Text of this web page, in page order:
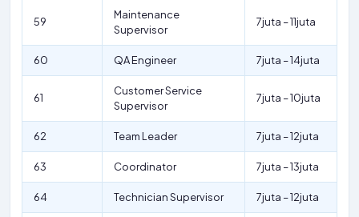
59
Maintenance
Supervisor
7juta – 11juta
60 QA Engineer 7juta – 14juta
61
Customer Service
Supervisor
7juta – 10juta
62 Team Leader 7juta – 12juta
63 Coordinator 7juta – 13juta
64 Technician Supervisor 7juta – 12juta